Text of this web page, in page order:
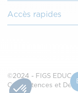
Accès rapides
©2024 - FIGS
Compétences et